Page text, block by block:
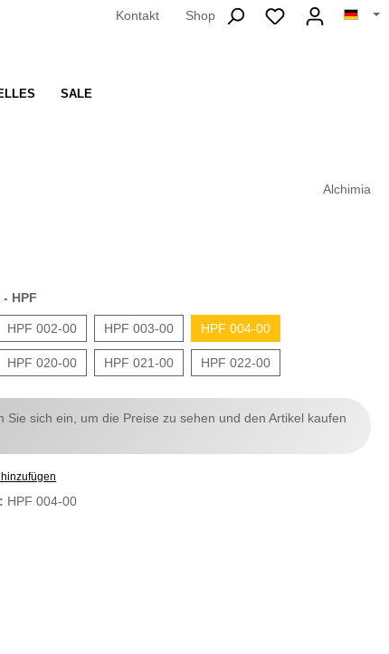
Kontakt Shop
SALE
Alchimia
HPF
HPF 002-00 HPF 003-00 HPF 004-00
HPF 020-00 HPF 021-00 HPF 022-00
Sie sich ein, um die Preise zu sehen und den Artikel kaufen
HPF 004-00